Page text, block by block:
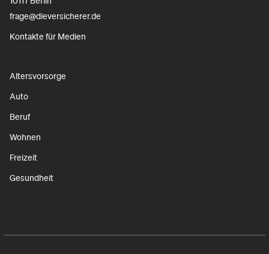
frage@dieversicherer.de
Kontakte für Medien
Altersvorsorge
Auto
Beruf
Wohnen
Freizeit
Gesundheit